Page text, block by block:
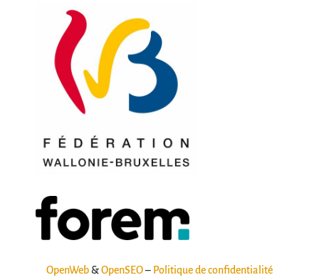
OpenWeb&OpenSEO– Politique de confidentialité